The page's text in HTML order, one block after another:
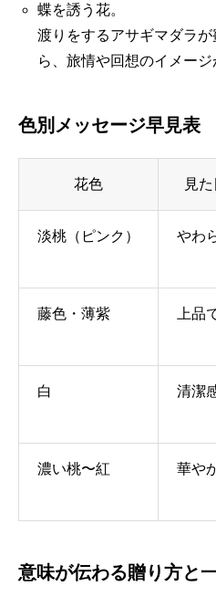
蝶を誘う花。
渡りをするアサギマダラ
ら、旅情や回想のイメージ
色別メッセージ早見表
花色 見
淡桃（ピンク） やわ
藤色・薄紫 上品
白 清潔
濃い桃〜紅 華や
意味が伝わる贈り方と